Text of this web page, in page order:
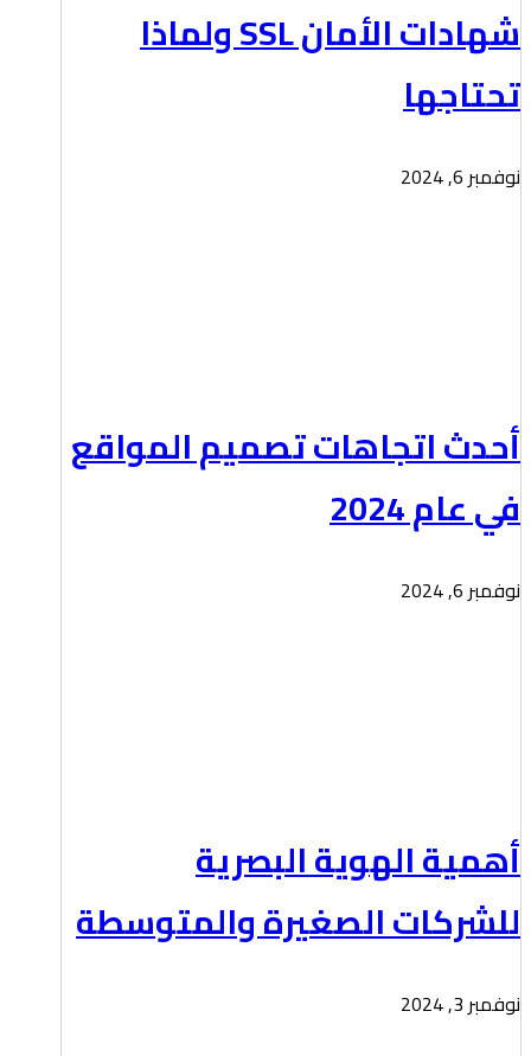
شهادات الأمان SSL ولماذا
تحتاجها
نوفمبر 6, 2024
أحدث اتجاهات تصميم المواقع
في عام 2024
نوفمبر 6, 2024
أهمية الهوية البصرية
للشركات الصغيرة والمتوسطة
نوفمبر 3, 2024